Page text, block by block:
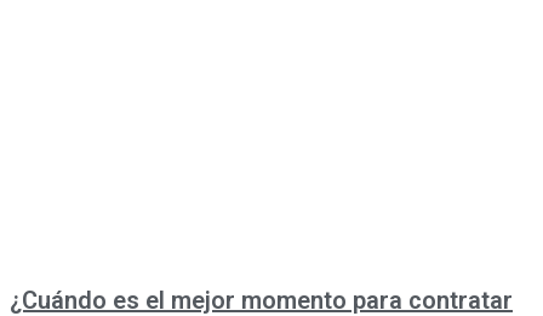
¿Cuándo es el mejor momento para contratar